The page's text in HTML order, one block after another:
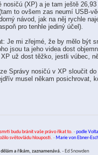
nosičú (XP) a je tam ještě
to ovšem zas neumí USB-
návod, jak na něj rychle
pro tenhle jediný účel).
Je mi zřejmé, že by mělo být
jsou ta jeho videa dost
už dost těžko, jestli vúbec,
Správy nosičú v XP sloučit
musel někam posichrovat,
budu bránit vaše právo říkat to. -podle
světovládu hlouposti. -Marie von Ebner-
a říkám, zaznamenává. - Ed Snowden